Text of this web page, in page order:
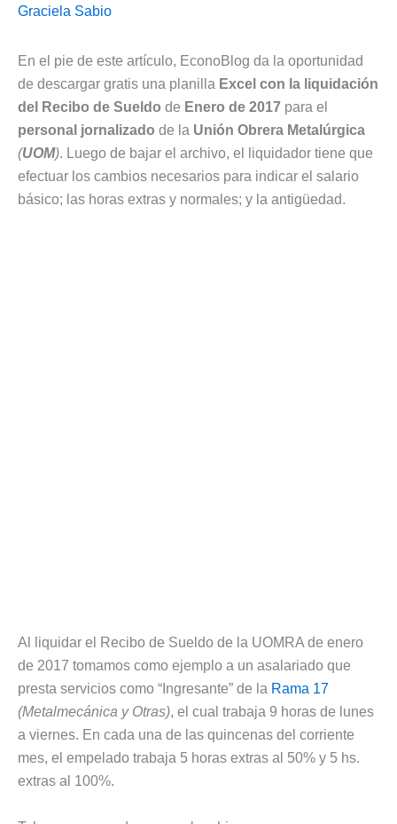
Graciela Sabio
En el pie de este artículo, EconoBlog da la oportunidad
de descargar gratis una planilla Excel con la liquidación
del Recibo de Sueldo de Enero de 2017 para el
personal jornalizado de la Unión Obrera Metalúrgica
(UOM). Luego de bajar el archivo, el liquidador tiene que
efectuar los cambios necesarios para indicar el salario
básico; las horas extras y normales; y la antigüedad.
Al liquidar el Recibo de Sueldo de la UOMRA de enero
de 2017 tomamos como ejemplo a un asalariado que
presta servicios como “Ingresante” de la Rama 17
(Metalmecánica y Otras), el cual trabaja 9 horas de lunes
a viernes. En cada una de las quincenas del corriente
mes, el empelado trabaja 5 horas extras al 50% y 5 hs.
extras al 100%.